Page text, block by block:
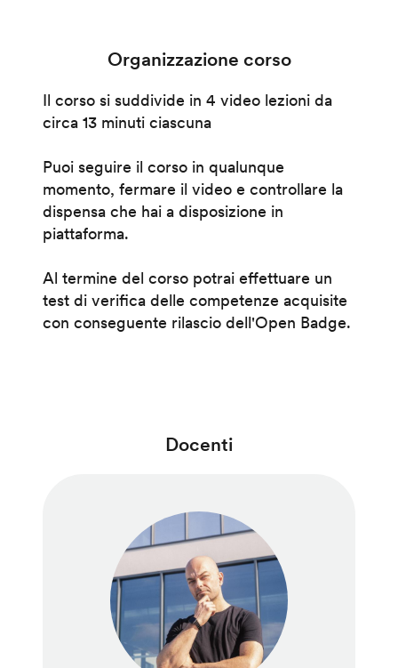
Organizzazione corso
Il corso si suddivide in 4 video lezioni da
circa 13 minuti ciascuna
Puoi seguire il corso in qualunque
momento, fermare il video e controllare la
dispensa che hai a disposizione in
piattaforma.
Al termine del corso potrai effettuare un
test di verifica delle competenze acquisite
con conseguente rilascio dell'Open Badge.
Docenti